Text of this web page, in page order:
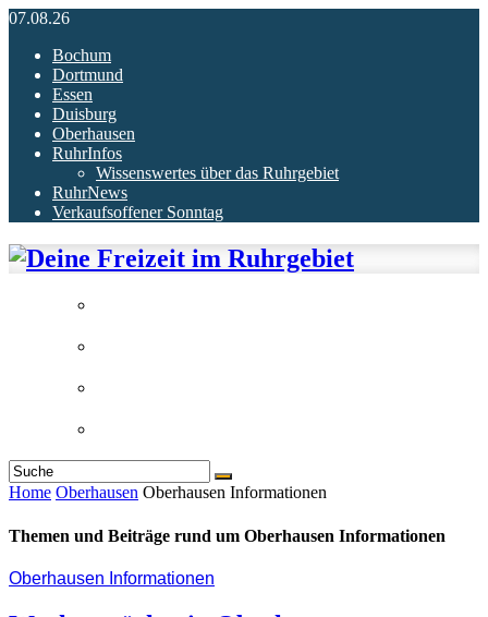
07.08.26
Bochum
Dortmund
Essen
Duisburg
Oberhausen
RuhrInfos
Wissenswertes über das Ruhrgebiet
RuhrNews
Verkaufsoffener Sonntag
Home Oberhausen Oberhausen Informationen
Themen und Beiträge rund um Oberhausen Informationen
Oberhausen Informationen